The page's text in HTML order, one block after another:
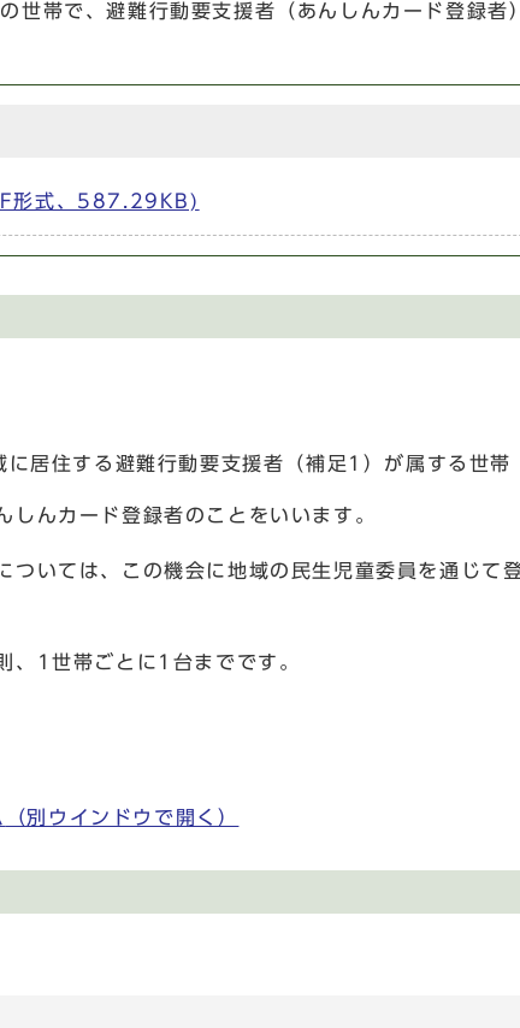
世帯で、避難行動要支援者（あんしんカード登録者
形式、587.29KB)
居住する避難行動要支援者（補足1）が属する世帯
しんカード登録者のことをいいます。
ついては、この機会に地域の民生児童委員を通じて
、1世帯ごとに1台までです。
（別ウインドウで開く）